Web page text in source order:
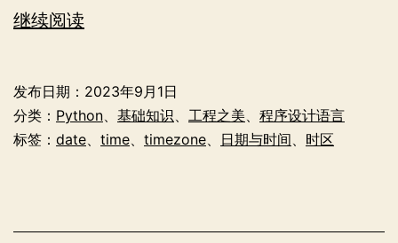
继续阅读
眼
中
期
发布日期： 2023年9月1日
分类： Python、 基础知识、 工程之美、 程序设计语言
标签： date、 time、 timezone、 日期与时间、 时区